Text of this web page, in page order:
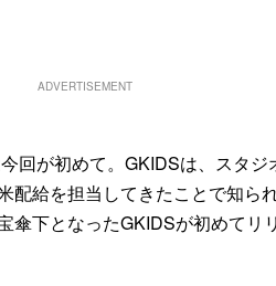
ADVERTISEMENT
回が初めて。GKIDSは、スタジ
配給を担当してきたことで知ら
傘下となったGKIDSが初めてリ